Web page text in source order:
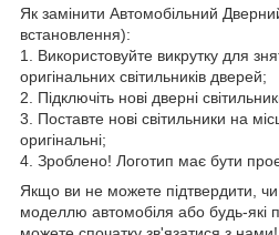
Як замінити Автомобільний Дверний
встановлення):
1. Використовуйте викрутку для
оригінальних світильників дверей;
2. Підключіть нові дверні
3. Поставте нові світильники на
оригінальні;
4. Зроблено! Логотип має бути
Якщо ви не можете підтвердити,
моделлю автомобіля або будь-які